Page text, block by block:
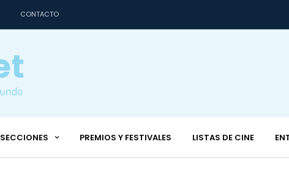
CONTACTO
SECCIONES PREMIOS Y FESTIVALES LISTAS DE CINE